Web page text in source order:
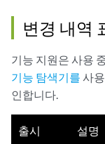
변경 내역
기능 지원은 사용
기능 탐색기를 사
인합니다.
출시 설명